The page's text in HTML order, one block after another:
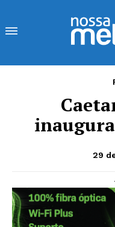
29